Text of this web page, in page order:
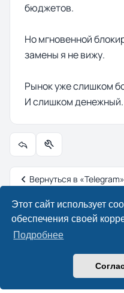
Этот сайт использует
обеспечения своей
Подробнее
бюджетов.
Но мгновенной
замены я не вижу.
Рынок уже слишком
И слишком денежный.
Управление темой
Вернуться в «Telegram»
© 2024–2026 Drcpa.ru
Конфиденциальность|